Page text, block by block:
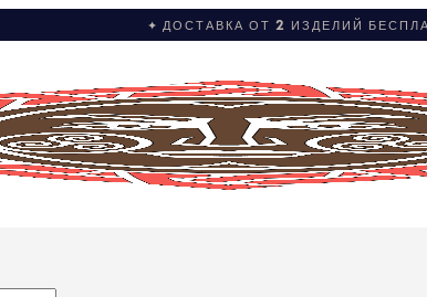
✦ ДОСТАВКА ОТ 2 ИЗДЕЛИЙ